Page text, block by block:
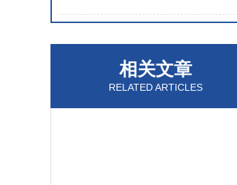
相关文章
RELATED ARTICLES